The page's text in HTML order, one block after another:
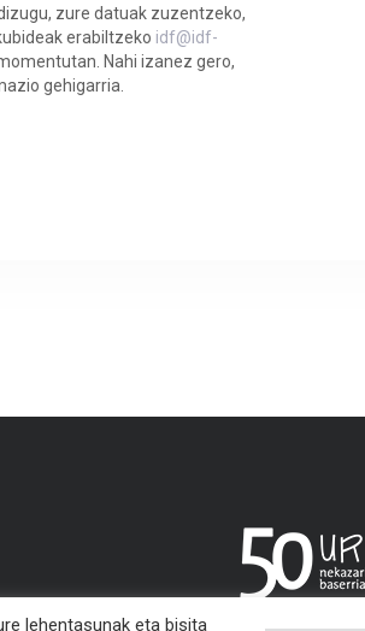
zure datuak zuzentzeko,
erabiltzeko idf@idf-
Nahi izanez gero,
gehigarria.
lehentasunak eta bisita